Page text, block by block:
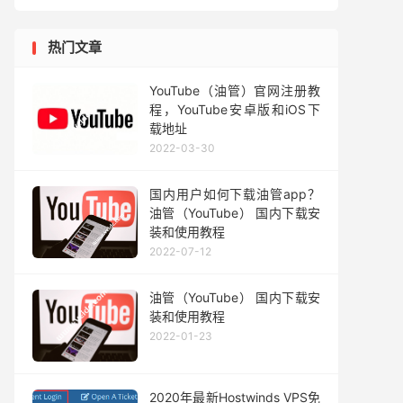
热门文章
YouTube（油管）官网注册教
程，YouTube安卓版和iOS下
载地址
2022-03-30
国内用户如何下载油管app？
油管（YouTube） 国内下载安
装和使用教程
2022-07-12
油管（YouTube） 国内下载安
装和使用教程
2022-01-23
2020年最新Hostwinds VPS免